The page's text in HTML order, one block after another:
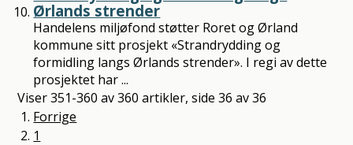
Ørlands strender
Handelens miljøfond støtter Roret og Ørland
kommune sitt prosjekt «Strandrydding og
formidling langs Ørlands strender». I regi av dette
prosjektet har ...
Viser351-360 av360 artikler,side36 av36
Forrige
1